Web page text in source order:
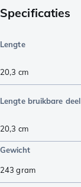
Specificaties
Lengte
20,3 cm
Lengte bruikbare deel
20,3 cm
Gewicht
243 gram